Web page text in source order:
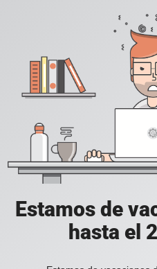
Estamos de
hasta el